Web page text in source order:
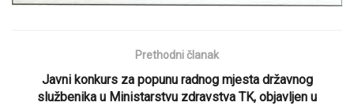
Prethodni članak
Javni konkurs za popunu radnog mjesta državnog
službenika u Ministarstvu zdravstva TK, objavljen u